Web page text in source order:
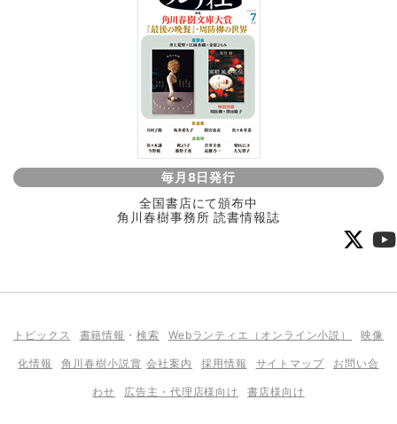
毎月8日発行
全国書店にて頒布中
角川春樹事務所 読書情報誌
トピックス 書籍情報 ・検索 Webランティエ（オンライン小説） 映像
化情報 角川春樹小説賞 会社案内 採用情報 サイトマップ お問い合
わせ 広告主・代理店様向け 書店様向け